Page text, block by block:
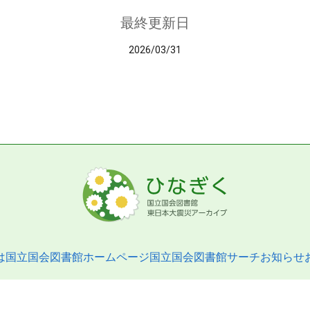
最終更新日
2026/03/31
国立国会図書館ホームページ国立国会図書館サーチお知らせ